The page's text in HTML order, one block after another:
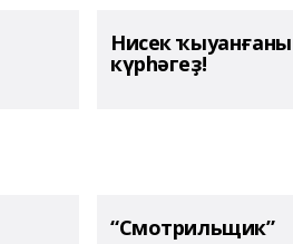
Нисек
күрһәгеҙ!
“Смотрильщик”